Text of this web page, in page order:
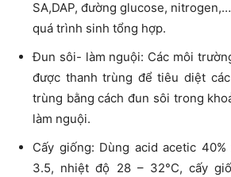
SA,DAP, đường glucose,
quá trình sinh tổng hợp.
Đun sôi- làm nguội: Các môi
được thanh trùng để tiêu diệt
trùng bằng cách đun sôi trong
làm nguội.
Cấy giống: Dùng acid acetic
3.5, nhiệt độ 28 – 32°C, cấy